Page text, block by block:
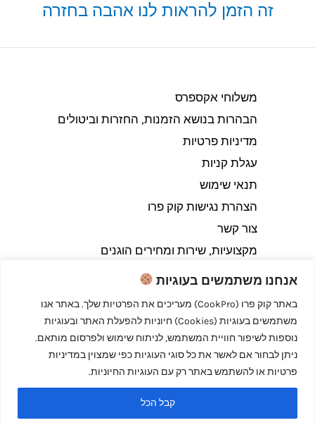
אנחנו משתמשים בעוגיות
באתר קוק פרו (CookPro) מעריכים את הפרטיות שלך. באתר אנו
משתמשים בעוגיות (Cookies) חיוניות להפעלת האתר ובעוגיות
נוספות לשיפור חוויית המשתמש, לניתוח שימוש ולפרסום מותאם.
ניתן לבחור אם לאשר את כל סוגי העוגיות כפי שמצוין במדיניות
פרטיות או להשתמש באתר רק עם העוגיות החיוניות.
קבל הכל
זה הזמן להראות לנו אהבה בחזרה
משלוחי אקספרס
הבהרות בנושא הזמנות, החזרות וביטולים​
מדיניות פרטיות
עגלת קניות
תנאי שימוש
הצהרת נגישות קוק פרו
צור קשר
מקצועיות, שירות ומחירים הוגנים
Copyright © 2026 קוק פרו - לבשל כמו מקצוענים